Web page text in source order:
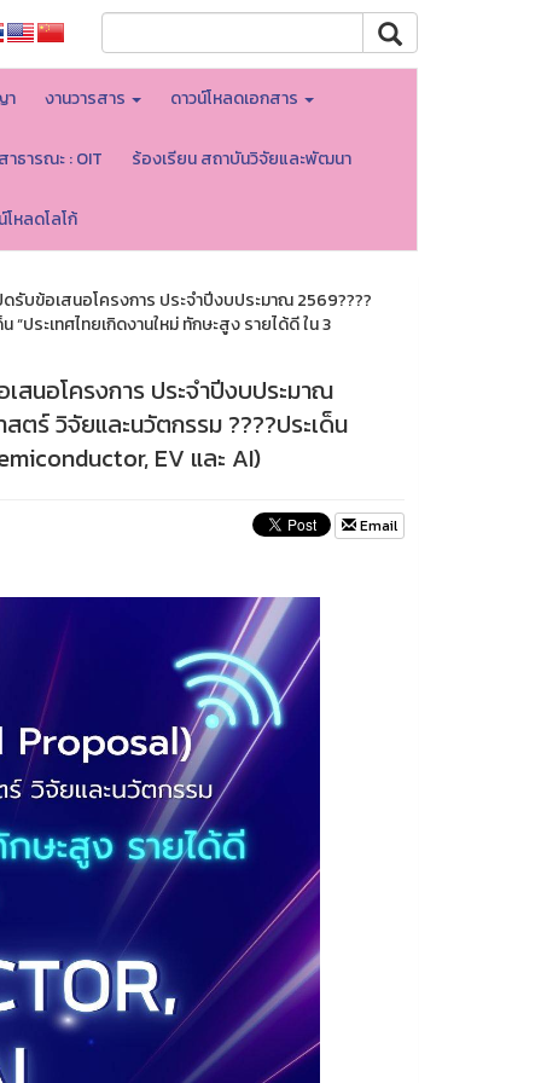
า งานวารสาร ดาวน์โหลดเอกสาร
ธารณะ : OIT ร้องเรียน สถาบันวิจัยและพัฒนา
โหลดโลโก้
รับข้อเสนอโครงการ ประจำปีงบประมาณ 2569????
ระเทศไทยเกิดงานใหม่ ทักษะสูง รายได้ดี ใน 3
สนอโครงการ ประจำปีงบประมาณ
ร์ วิจัยและนวัตกรรม ????ประเด็น
EV และ AI)
Email